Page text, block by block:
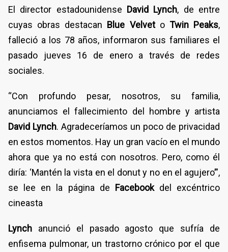
El director estadounidense David Lynch, de entre
cuyas obras destacan Blue Velveto Twin Peaks,
falleció a los 78 años, informaron sus familiares el
pasado jueves 16 de enero a través de redes
sociales.
“Con profundo pesar, nosotros, su familia,
anunciamos el fallecimiento del hombre y artista
David Lynch. Agradeceríamos un poco de privacidad
en estos momentos. Hay un gran vacío en el mundo
ahora que ya no está con nosotros. Pero, como él
diría: ‘Mantén la vista en el donut y no en el agujero’”,
se lee en la página de Facebookdel excéntrico
cineasta
Lynch anunció el pasado agosto que sufría de
enfisema pulmonar, un trastorno crónico por el que